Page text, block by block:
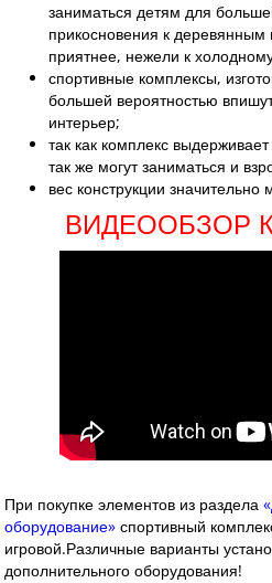
заниматься детям для
прикосновения к
приятнее, нежели к
спортивные комплексы,
большей вероятностью
интерьер;
так как комплекс
так же могут заниматься и
вес конструкции значительно
ВИДЕООБЗОР
При покупке элементов из раздела
оборудование» спортивный
игровой.Различные варианты
дополнительного оборудования!